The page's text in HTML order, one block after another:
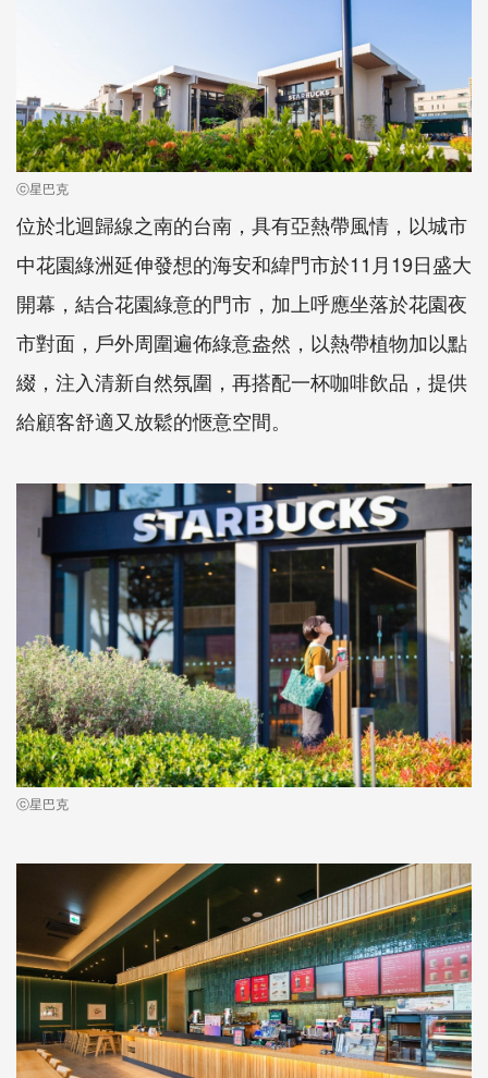
ⓒ星巴克
位於北迴歸線之南的台南，具有亞熱帶風情，以城市
中花園綠洲延伸發想的海安和緯門市於11月19日盛大
開幕，結合花園綠意的門市，加上呼應坐落於花園夜
市對面，戶外周圍遍佈綠意盎然，以熱帶植物加以點
綴，注入清新自然氛圍，再搭配一杯咖啡飲品，提供
給顧客舒適又放鬆的愜意空間。
ⓒ星巴克